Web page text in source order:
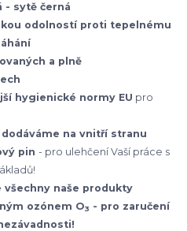
- sytě černá
odolností proti tepelnému
a plně
hygienické normy EU pro
na vnitří stranu
pin - pro ulehčení Vaší práce s
naše produkty
ozónem O3 - pro zaručení